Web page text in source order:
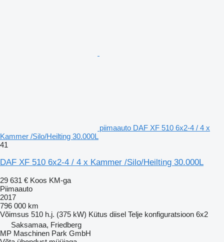
piimaauto DAF XF 510 6x2-4 / 4 x
Kammer /Silo/Heilting 30.000L
41
DAF XF 510 6x2-4 / 4 x Kammer /Silo/Heilting 30.000L
29 631 € Koos KM-ga
Piimaauto
2017
796 000 km
Võimsus 510 h.j. (375 kW) Kütus diisel Telje konfiguratsioon 6x2
Saksamaa, Friedberg
MP Maschinen Park GmbH